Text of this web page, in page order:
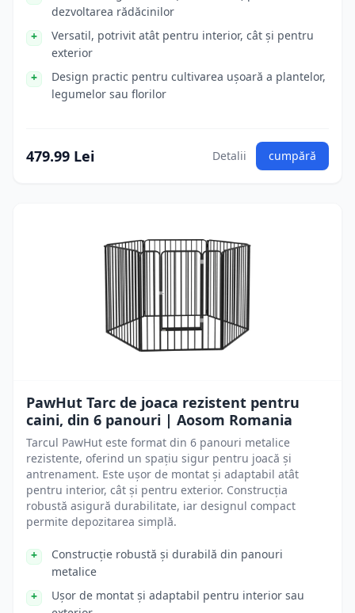
dezvoltarea rădăcinilor
Versatil, potrivit atât pentru interior, cât și pentru
exterior
Design practic pentru cultivarea ușoară a plantelor,
legumelor sau florilor
479.99 Lei Detalii cumpără
PawHut Tarc de joaca rezistent pentru
caini, din 6 panouri | Aosom Romania
Tarcul PawHut este format din 6 panouri metalice
rezistente, oferind un spațiu sigur pentru joacă și
antrenament. Este ușor de montat și adaptabil atât
pentru interior, cât și pentru exterior. Construcția
robustă asigură durabilitate, iar designul compact
permite depozitarea simplă.
Construcție robustă și durabilă din panouri
metalice
Ușor de montat și adaptabil pentru interior sau